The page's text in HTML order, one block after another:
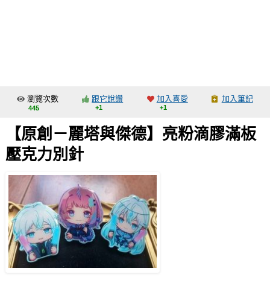
交流中心
攤位轉讓區
會員功能選單
註冊會員
登入
瀏覽次數
445
跟它說讚
+1
加入喜愛
+1
加入筆記
【原創－麗塔與傑德】亮粉滴膠滿板
壓克力別針